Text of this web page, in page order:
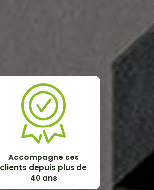
Accompagne ses
clients depuis plus de
40 ans